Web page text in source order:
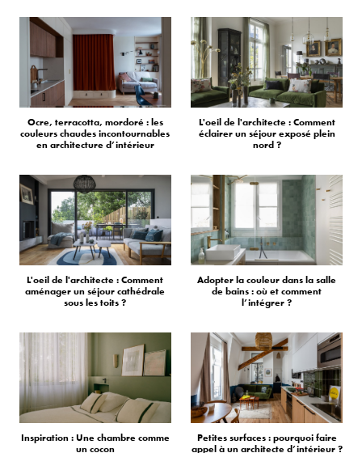
Ocre, terracotta, mordoré : les
couleurs chaudes incontournables
en architecture d’intérieur
L'oeil de l'architecte : Comment
éclairer un séjour exposé plein
nord ?
L'oeil de l'architecte : Comment
aménager un séjour cathédrale
sous les toits ?
Adopter la couleur dans la salle
de bains : où et comment
l’intégrer ?
Inspiration : Une chambre comme
un cocon
Petites surfaces : pourquoi faire
appel à un architecte d’intérieur ?